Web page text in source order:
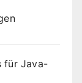
für Java-